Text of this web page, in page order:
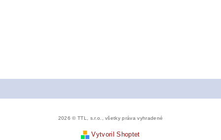
2026 © TTL, s.r.o., všetky práva vyhradené
Vytvoril Shoptet